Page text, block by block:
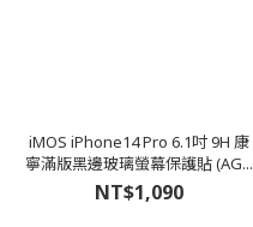
iMOS iPhone14 Pro 6.1吋 9H 康
寧滿版黑邊玻璃螢幕保護貼 (AG...
NT$1,090